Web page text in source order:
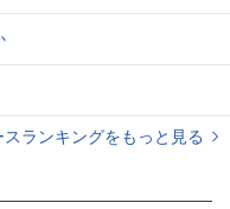
ランキングをもっと見る